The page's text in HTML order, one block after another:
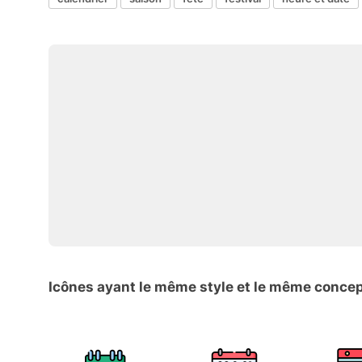
Icônes ayant le même style et le même